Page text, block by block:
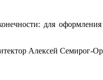
для
Алексей Семирог-